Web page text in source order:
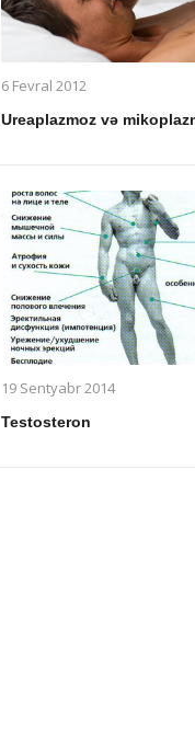
6 Fevral 2012
Ureaplazmoz və
19 Sentyabr 2014
Testosteron
Prostatitin müalicəsi